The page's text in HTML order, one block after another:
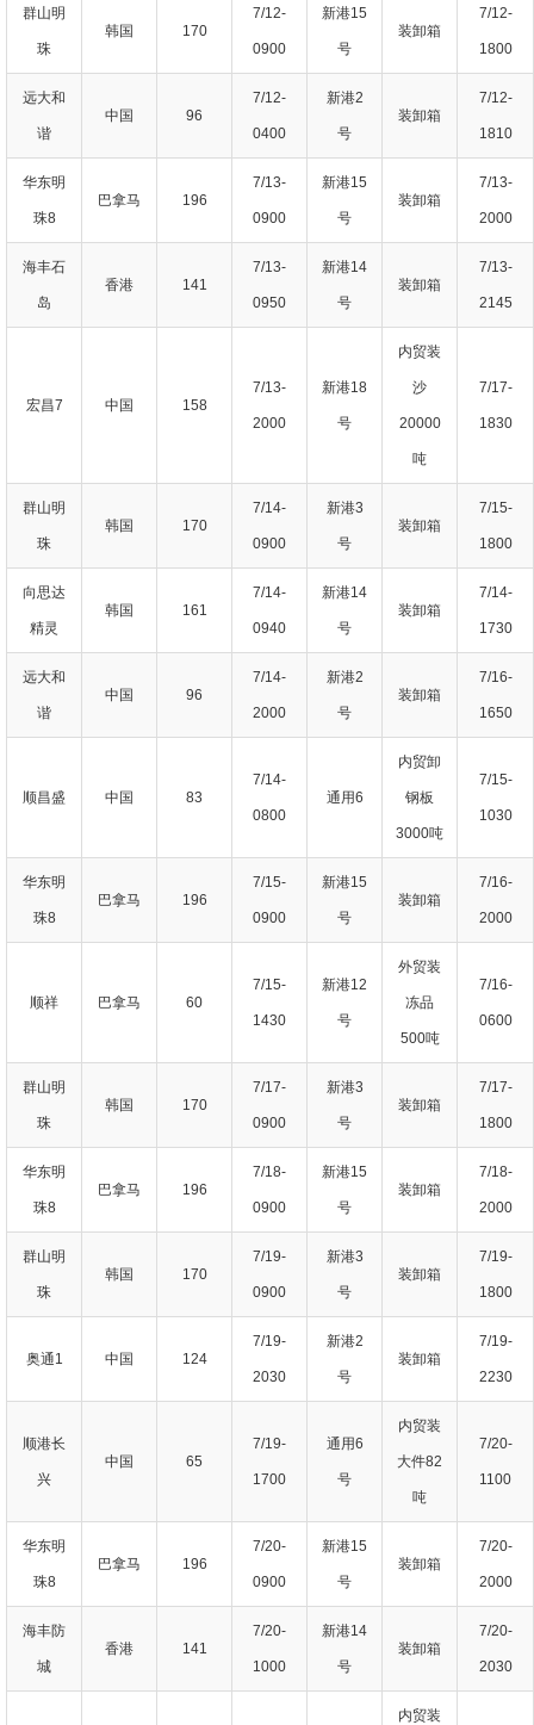
群山明
珠
韩国 170
7/12-
0900
新港15
号
装卸箱
7/12-
1800
远大和
谐
中国 96
7/12-
0400
新港2
号
装卸箱
7/12-
1810
华东明
珠8
巴拿马 196
7/13-
0900
新港15
号
装卸箱
7/13-
2000
海丰石
岛
香港 141
7/13-
0950
新港14
号
装卸箱
7/13-
2145
宏昌7 中国 158
7/13-
2000
新港18
号
内贸装
沙
20000
吨
7/17-
1830
群山明
珠
韩国 170
7/14-
0900
新港3
号
装卸箱
7/15-
1800
向思达
精灵
韩国 161
7/14-
0940
新港14
号
装卸箱
7/14-
1730
远大和
谐
中国 96
7/14-
2000
新港2
号
装卸箱
7/16-
1650
顺昌盛 中国 83
7/14-
0800
通用6
内贸卸
钢板
3000吨
7/15-
1030
华东明
珠8
巴拿马 196
7/15-
0900
新港15
号
装卸箱
7/16-
2000
顺祥 巴拿马 60
7/15-
1430
新港12
号
外贸装
冻品
500吨
7/16-
0600
群山明
珠
韩国 170
7/17-
0900
新港3
号
装卸箱
7/17-
1800
华东明
珠8
巴拿马 196
7/18-
0900
新港15
号
装卸箱
7/18-
2000
群山明
珠
韩国 170
7/19-
0900
新港3
号
装卸箱
7/19-
1800
奥通1 中国 124
7/19-
2030
新港2
号
装卸箱
7/19-
2230
顺港长
兴
中国 65
7/19-
1700
通用6
号
内贸装
大件82
吨
7/20-
1100
华东明
珠8
巴拿马 196
7/20-
0900
新港15
号
装卸箱
7/20-
2000
海丰防
城
香港 141
7/20-
1000
新港14
号
装卸箱
7/20-
2030
内贸装